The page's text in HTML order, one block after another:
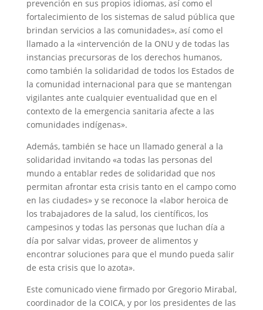
prevención en sus propios idiomas, así como el
fortalecimiento de los sistemas de salud pública que
brindan servicios a las comunidades», así como el
llamado a la «intervención de la ONU y de todas las
instancias precursoras de los derechos humanos,
como también la solidaridad de todos los Estados de
la comunidad internacional para que se mantengan
vigilantes ante cualquier eventualidad que en el
contexto de la emergencia sanitaria afecte a las
comunidades indígenas».
Además, también se hace un llamado general a la
solidaridad invitando «a todas las personas del
mundo a entablar redes de solidaridad que nos
permitan afrontar esta crisis tanto en el campo como
en las ciudades» y se reconoce la «labor heroica de
los trabajadores de la salud, los científicos, los
campesinos y todas las personas que luchan día a
día por salvar vidas, proveer de alimentos y
encontrar soluciones para que el mundo pueda salir
de esta crisis que lo azota».
Este comunicado viene firmado por Gregorio Mirabal,
coordinador de la COICA, y por los presidentes de las